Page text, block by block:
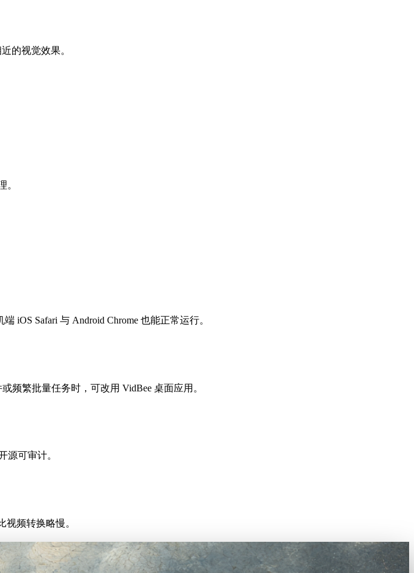
的视觉效果。
。
iOS Safari 与 Android Chrome 也能正常运行。
频繁批量任务时，可改用 VidBee 桌面应用。
源可审计。
频转换略慢。